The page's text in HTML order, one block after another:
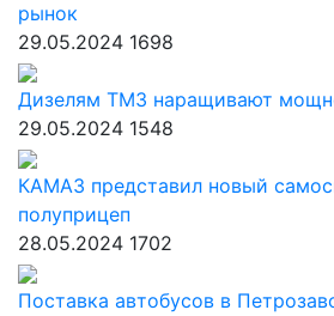
рынок
29.05.2024 1698
Дизелям ТМЗ наращивают
29.05.2024 1548
КАМАЗ представил новый
полуприцеп
28.05.2024 1702
Поставка автобусов в